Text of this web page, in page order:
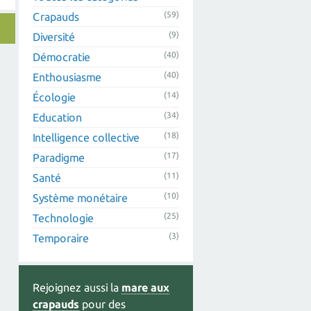
Crapauds
(59)
Diversité (9)
Démocratie (40)
Enthousiasme (40)
Écologie (14)
Education (34)
Intelligence collective (18)
Paradigme (17)
Santé (11)
Système monétaire (10)
Technologie (25)
Temporaire (3)
Rejoignez aussi la mare aux
crapauds pour des